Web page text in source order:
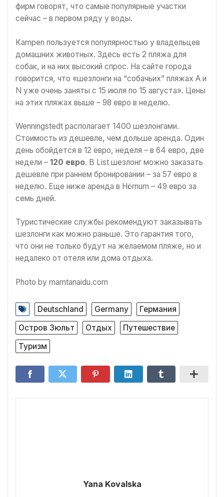
фирм говорят, что самые популярные участки
сейчас – в первом ряду у воды.
Kampen пользуется популярностью у владельцев
домашних животных. Здесь есть 2 пляжа для
собак, и на них высокий спрос. На сайте города
говорится, что «шезлонги на “собачьих” пляжах A и
N уже очень заняты с 15 июля по 15 августа». Цены
на этих пляжах выше – 98 евро в неделю.
Wenningstedt располагает 1400 шезлонгами.
Стоимость из дешевле, чем дольше аренда. Один
день обойдется в 12 евро, неделя – в 64 евро, две
недели – 120 евро. В List шезлонг можно заказать
дешевле при раннем бронировании – за 57 евро в
неделю. Еще ниже аренда в Hörnum – 49 евро за
семь дней.
Туристические службы рекомендуют заказывать
шезлонги как можно раньше. Это гарантия того,
что они не только будут на желаемом пляже, но и
недалеко от отеля или дома отдыха.
Photo by mamtanaidu.com
Deutschland Germany
Германия
Остров Зюльт
Отдых
Путешествие
Туризм
Yana Kovalska